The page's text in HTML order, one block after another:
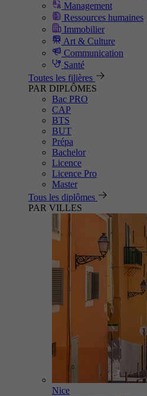
Management
Ressources humaines
Immobilier
Art & Culture
Communication
Santé
Toutes les filières
PAR DIPLÔMES
Bac PRO
CAP
BTS
BUT
Prépa
Bachelor
Licence
Licence Pro
Master
Tous les diplômes
PAR VILLES
Nice